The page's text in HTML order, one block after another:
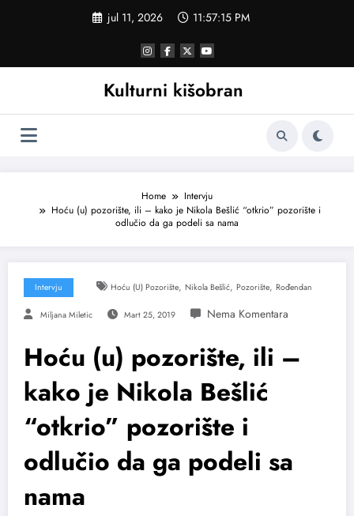
jul 11, 2026 11:57:16 PM
Kulturni kišobran
Home
Intervju
Hoću (u) pozorište, ili – kako je Nikola Bešlić “otkrio” pozorište i
odlučio da ga podeli sa nama
Intervju Hoću (u) Pozorište, Nikola Bešlić, Pozorište, Rođendan
Miljana Miletic Mart 25, 2019
Hoću (u) pozorište, ili –
kako je Nikola Bešlić
“otkrio” pozorište i
odlučio da ga podeli sa
nama